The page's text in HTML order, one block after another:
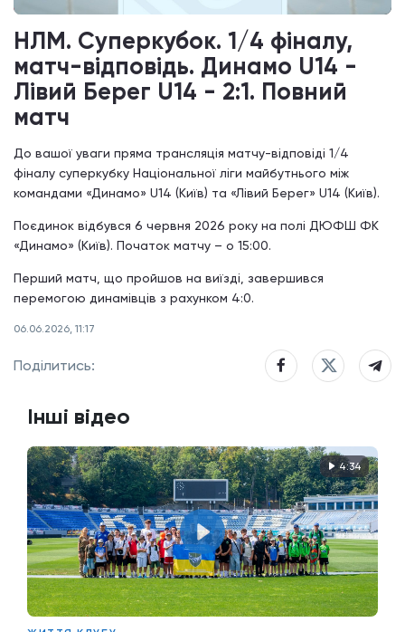
НЛМ. Суперкубок. 1/4 фіналу,
матч-відповідь. Динамо U14 -
Лівий Берег U14 - 2:1. Повний
матч
До вашої уваги пряма трансляція матчу-відповіді 1/4
фіналу суперкубку Національної ліги майбутнього між
командами «Динамо» U14 (Київ) та «Лівий Берег» U14 (Київ).
Поєдинок відбувся 6 червня 2026 року на полі ДЮФШ ФК
«Динамо» (Київ). Початок матчу – о 15:00.
Перший матч, що пройшов на виїзді, завершився
перемогою динамівців з рахунком 4:0.
06.06.2026, 11:17
Поділитись:
Інші відео
4:34